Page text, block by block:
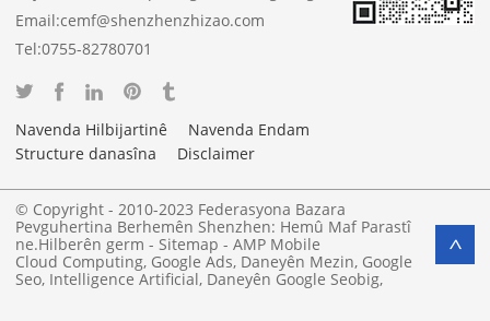
Email:cemf@shenzhenzhizao.com
Tel:0755-82780701
Navenda Hilbijartinê
Navenda Endam
Structure danasîna
Disclaimer
© Copyright - 2010-2023 Federasyona Bazara
Pevguhertina Berhemên Shenzhen: Hemû Maf Parastî
ne.Hilberên germ - Sitemap -AMP Mobile
Cloud Computing, Google Ads, Daneyên Mezin, Google
Seo, Intelligence Artificial, Daneyên Google Seobig,
>